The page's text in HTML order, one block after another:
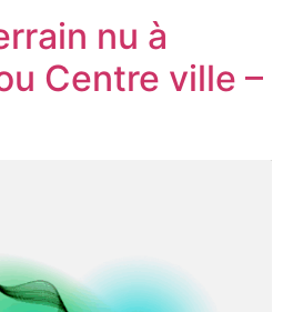
nu à
Centre ville –